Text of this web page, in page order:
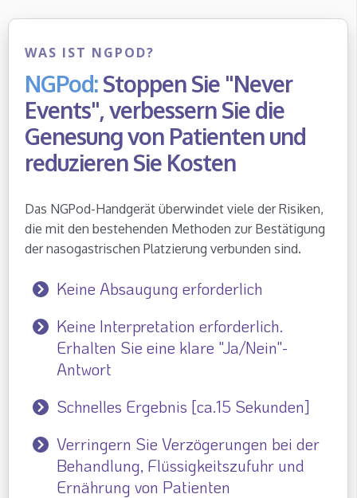
WAS IST NGPOD?
NGPod:Stoppen Sie "Never
Events", verbessern Sie die
Genesung von Patienten und
reduzieren Sie Kosten
Das NGPod-Handgerät überwindet viele der Risiken,
die mit den bestehenden Methoden zur Bestätigung
der nasogastrischen Platzierung verbunden sind.
Keine Absaugung erforderlich
Keine Interpretation erforderlich.
Erhalten Sie eine klare "Ja/Nein"-
Antwort
Schnelles Ergebnis [ca.15 Sekunden]
Verringern Sie Verzögerungen bei der
Behandlung, Flüssigkeitszufuhr und
Ernährung von Patienten